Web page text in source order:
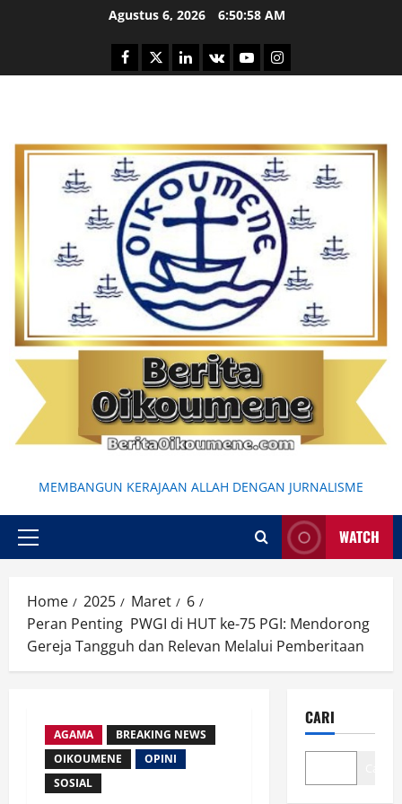
Agustus 6, 2026 6:50:59 AM
Facebook
TwitterLinkedin
VK YoutubeInstagram
MEMBANGUN KERAJAAN ALLAH DENGAN JURNALISME
Primary
WATCH
Home 2025 Maret
6
Peran Penting PWGI di HUT ke-75 PGI: Mendorong
Gereja Tangguh dan Relevan Melalui Pemberitaan
AGAMA
BREAKING NEWS
OIKOUMENE
OPINI
SOSIAL
CARI